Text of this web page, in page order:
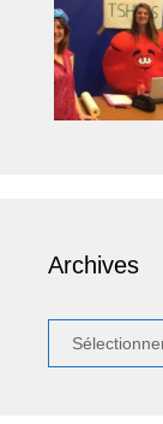
Archives